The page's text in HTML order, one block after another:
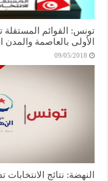
تونس: القوائم المستقلة
الأولى بالعاصمة والمدن
09/05/2018
النهضة: نتائج الانتخابات